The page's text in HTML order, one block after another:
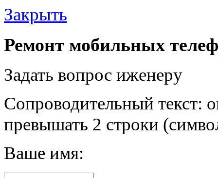
Закрыть
Ремонт мобильных
Задать вопрос иженеру
Сопроводительный текст:
превышать 2 строки
Ваше имя: